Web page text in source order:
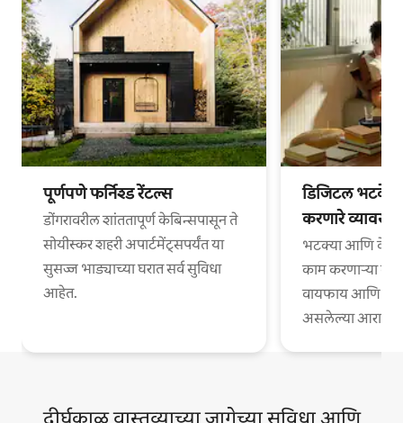
पूर्णपणे फर्निश्ड रेंटल्स
डोंगरावरील शांततापूर्ण केबिन्सपासून ते
सोयीस्कर शहरी अपार्टमेंट्सपर्यंत या
सुसज्ज भाड्याच्या घरात सर्व सुविधा
आहेत.
डिजिटल भटके
करणारे
भटक्या आणि
काम करणाऱ्या
वायफाय आणि
असलेल्या